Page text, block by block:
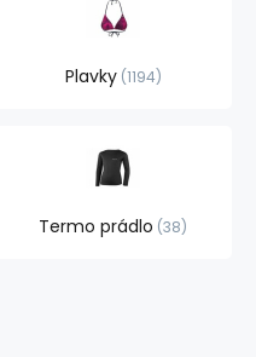
Plavky 1194
Termo prádlo 38